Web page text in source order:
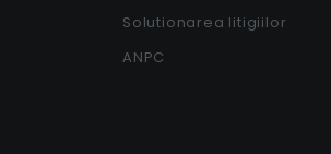
Solutionarea litigiilor
ANPC